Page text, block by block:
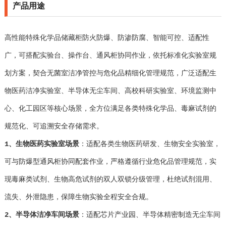
产品用途
高性能特殊化学品储藏柜防火防爆、防渗防腐、智能可控、适配性
广，可搭配实验台、操作台、通风柜协同作业，依托标准化实验室规
划方案，契合无菌室洁净管控与危化品精细化管理规范，广泛适配生
物医药洁净实验室、半导体无尘车间、高校科研实验室、环境监测中
心、化工园区等核心场景，全方位满足各类特殊化学品、毒麻试剂的
规范化、可追溯安全存储需求。
1、生物医药实验室场景：适配各类生物医药研发、生物安全实验室，
可与防爆型通风柜协同配套作业，严格遵循行业危化品管理规范，实
现毒麻类试剂、生物高危试剂的双人双锁分级管理，杜绝试剂混用、
流失、外泄隐患，保障生物实验全程安全合规。
2、半导体洁净车间场景：适配芯片产业园、半导体精密制造无尘车间